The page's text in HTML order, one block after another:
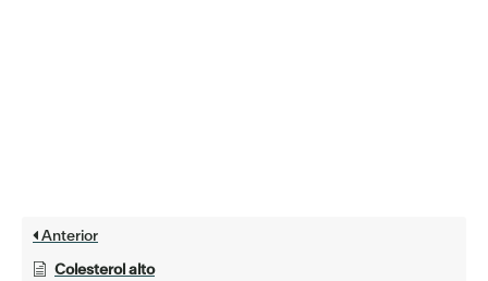
Anterior
Colesterol alto